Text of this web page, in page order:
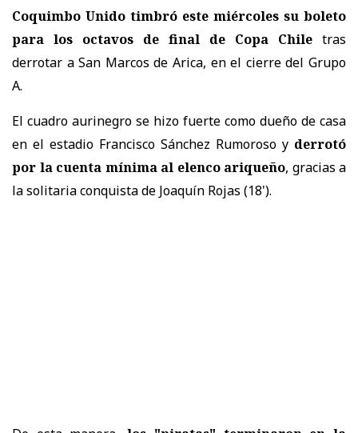
Coquimbo Unido timbró este miércoles su boleto
para los octavos de final de Copa Chile tras
derrotar a San Marcos de Arica, en el cierre del Grupo
A.
El cuadro aurinegro se hizo fuerte como dueño de casa
en el estadio Francisco Sánchez Rumoroso y derrotó
por la cuenta mínima al elenco ariqueño, gracias a
la solitaria conquista de Joaquín Rojas (18').